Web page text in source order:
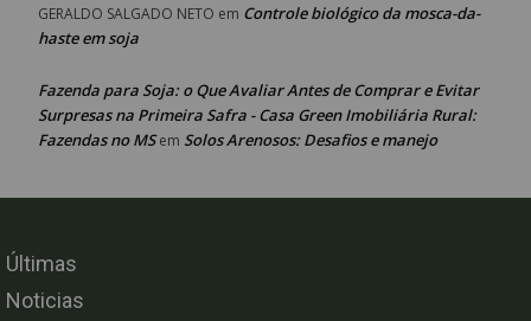
GERALDO SALGADO NETO em Controle biológico da mosca-da-
haste em soja
Fazenda para Soja: o Que Avaliar Antes de Comprar e Evitar
Surpresas na Primeira Safra - Casa Green Imobiliária Rural:
Fazendas no MSem Solos Arenosos: Desafios e manejo
Últimas
Noticias